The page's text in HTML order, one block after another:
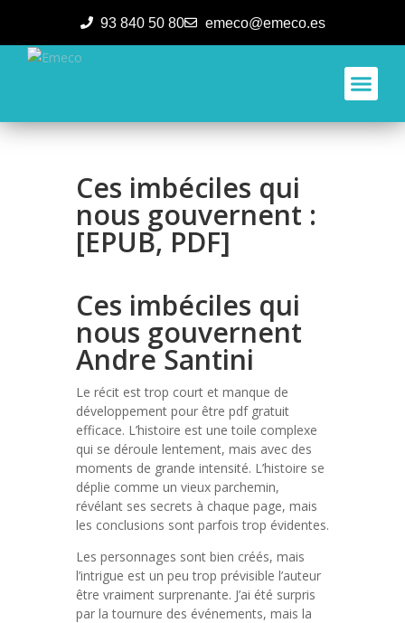
93 840 50 80 emeco@emeco.es
Ces imbéciles qui
nous gouvernent :
[EPUB, PDF]
Ces imbéciles qui
nous gouvernent
Andre Santini
Le récit est trop court et manque de
développement pour être pdf gratuit
efficace. L’histoire est une toile complexe
qui se déroule lentement, mais avec des
moments de grande intensité. L’histoire se
déplie comme un vieux parchemin,
révélant ses secrets à chaque page, mais
les conclusions sont parfois trop évidentes.
Les personnages sont bien créés, mais
l’intrigue est un peu trop prévisible l’auteur
être vraiment surprenante. J’ai été surpris
par la tournure des événements, mais la